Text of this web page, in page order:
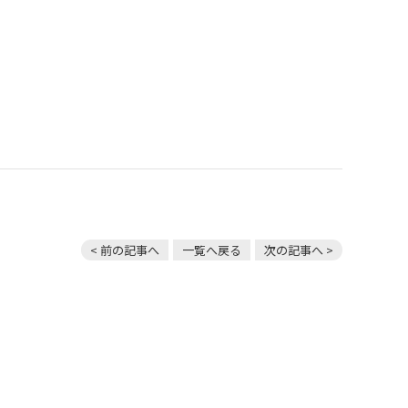
< 前の記事へ 一覧へ戻る 次の記事へ >